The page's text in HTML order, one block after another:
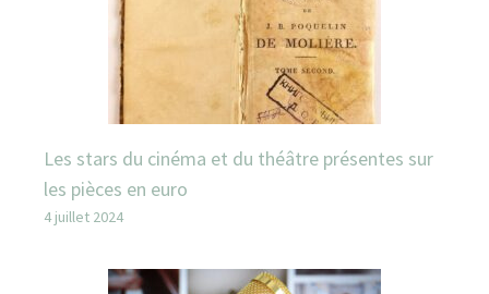
Les stars du cinéma et du théâtre présentes sur
les pièces en euro
4 juillet 2024